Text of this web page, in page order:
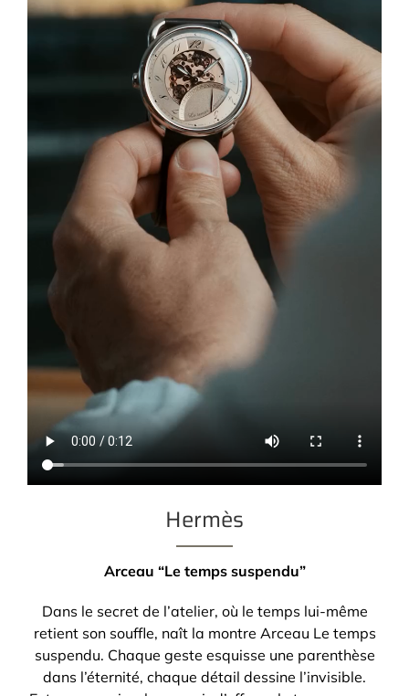
Hermès
Arceau “Le temps suspendu”
Dans le secret de l’atelier, où le temps lui-même
retient son souffle, naît la montre Arceau Le temps
suspendu. Chaque geste esquisse une parenthèse
dans l’éternité, chaque détail dessine l’invisible.